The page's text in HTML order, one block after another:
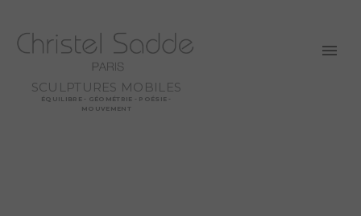
SCULPTURES MOBILES
ÉQUILIBRE - GÉOMÉTRIE - POÉSIE -
MOUVEMENT